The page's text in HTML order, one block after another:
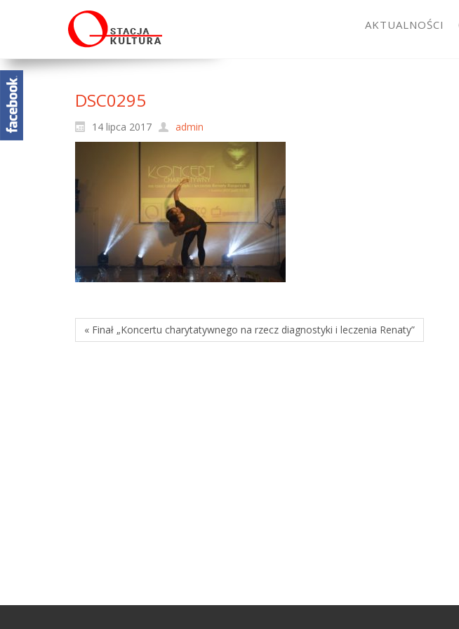
AKTUALNOŚCI
DSC0295
14 lipca 2017 admin
« Finał „Koncertu charytatywnego na rzecz diagnostyki i leczenia Renaty”